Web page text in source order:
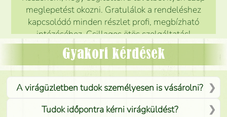
meglepetést okozni. Gratulálok a rendeléshez
kapcsolódó minden részlet profi, megbízható
intézéséhez. Csillagos ötös szolgáltatás!
Mónika
Gyakori kérdések
A virágüzletben tudok személyesen is vásárolni?
Tudok időpontra kérni virágküldést?